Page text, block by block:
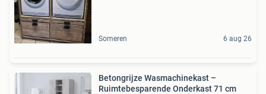
Someren 6 aug 26
Betongrijze Wasmachinekast –
Ruimtebesparende Onderkast 71 cm